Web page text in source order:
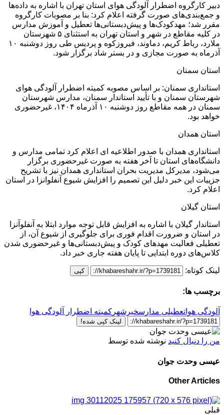
دبیر کارگروه اضطرار آلودگی هوای استان تهران با اشاره به داده‌ها
و جمع‌بندی‌های صورت گرفته اعلام کرد: بنا بر مصوبات کارگروه
مقرر شد؛ مهدکودک‌ها و پیش‌دبستانی‌ها تعطیل و آموزش مدارس
در کلیه مقاطع در شهر و استان تهران به استثنای ۵ شهرستان
ملارد، رباط کریم، دماوند، فیروزکوه و پردیس طی روز‌ دوشنبه ۱۰
آذرماه به صورت مجازی و در بستر شاد برگزار شود.
استان سمنان
‌استانداری سمنان:‌ بر اساس مصوبه کمیته اضطرار آلودگی هوای
شهرستان سمنان و با تأیید استاندار سمنان، مدارس شهرستان
سمنان در همه مقاطع روز دوشنبه ۱۰ آذرماه ۱۴۰۴، غیرحضوری
خواهد بود.
‌استان همدان
استانداری همدان با صدور اطلاعیه ای اعلام کرد تمامی مدارس و
دانشگاه‌های استان تا آخر هفته به صورت غیرحضوری برگزار
می‌شود، مدیرکل مدیریت بحران استانداری همدان نیز با تشریح
جزییات این خبر دلیل این تصمیم را افزایش شیوع آنفلوانزا در استان
اعلام کرد.
استان گیلان
استاندار گیلان با اشاره به افزایش قابل توجه موارد ابتلا به آنفلوآنزا
در استان و ضرورت اقدام فوری برای جلوگیری از شیوع آن، از
تعطیلی فعالیت مهدهای کودک و پیش‌دبستانی‌ها و غیرحضوری شدن
کلاس‌های دوره ابتدایی تا پایان هفته جاری خبر داد.
لینک کوتاه: کپی
برچسب ها:
آلودگی هوا تعطیلی مدارسخبرشهر کمیته اضطرار آلودگی هوا
لینک کپی شده!
من را دنبال کنید نوشته شده توسط
عیسی وحدت جوان
Other Articles
قبلی